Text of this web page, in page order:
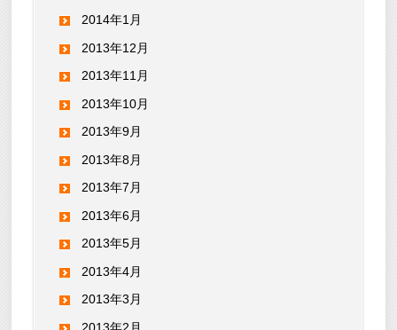
2014年1月
2013年12月
2013年11月
2013年10月
2013年9月
2013年8月
2013年7月
2013年6月
2013年5月
2013年4月
2013年3月
2013年2月